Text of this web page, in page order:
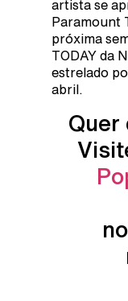
artista se
Paramount
próxima
TODAY da
estrelado
abril.
Quer
no